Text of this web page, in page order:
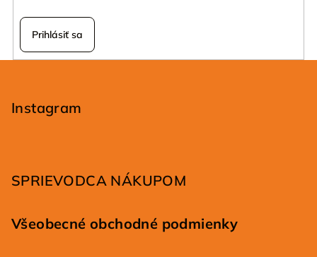
Prihlásiť sa
Instagram
SPRIEVODCA NÁKUPOM
Všeobecné obchodné podmienky